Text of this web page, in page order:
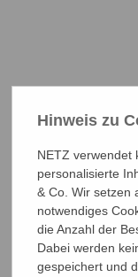
Marktlaubenstraße 9
35390 Gießen
Germany
Telefon0641 - 26 555
netz@bangladesch.org
Hinweis zu
NETZ verwendet
personalisierte
& Co. Wir setzen
notwendiges
die Anzahl der
Dabei werden
gespeichert und